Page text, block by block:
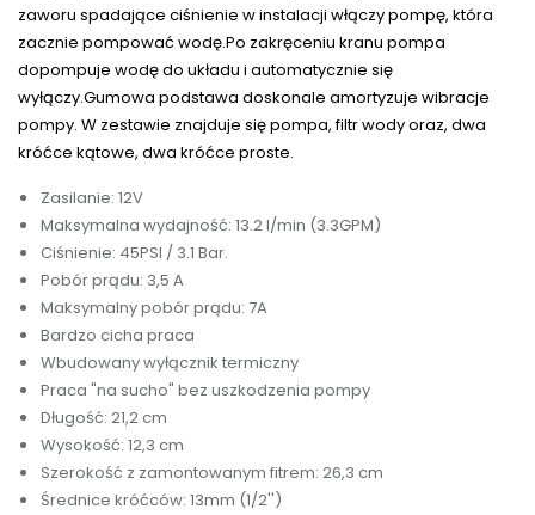
zaworu spadające ciśnienie w instalacji włączy pompę, która
zacznie pompować wodę.Po zakręceniu kranu pompa
dopompuje wodę do układu i automatycznie się
wyłączy.Gumowa podstawa doskonale amortyzuje wibracje
pompy. W zestawie znajduje się pompa, filtr wody oraz, dwa
króćce kątowe, dwa króćce proste.
Zasilanie: 12V
Maksymalna wydajność: 13.2 l/min (3.3GPM)
Ciśnienie: 45PSI / 3.1 Bar.
Pobór prądu: 3,5 A
Maksymalny pobór prądu: 7A
Bardzo cicha praca
Wbudowany wyłącznik termiczny
Praca "na sucho" bez uszkodzenia pompy
Długość: 21,2 cm
Wysokość: 12,3 cm
Szerokość z zamontowanym fitrem: 26,3 cm
Średnice króćców: 13mm (1/2'')